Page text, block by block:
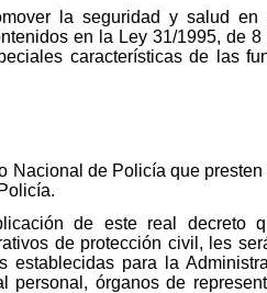
la seguridad y salud
en la Ley 31/1995, de 8
características de las
Nacional de Policía que
de este real decreto
de protección civil, les
para la
órganos de